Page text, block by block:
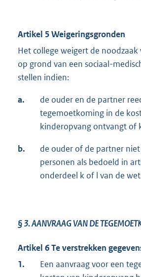
Artikel 5 Weigeringsgronden
Het college weigert de
op grond van een sociaal-
stellen indien:
a.
de ouder en de partner
tegemoetkoming in de
kinderopvang ontvangt of
b.
de ouder of de partner
personen als bedoeld in
onderdeel k of l van de
§ 3.AANVRAAG VAN DE
Artikel 6 Te verstrekken
1.
Een aanvraag voor een